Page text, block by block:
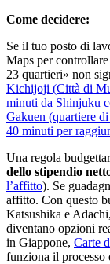
Come decidere:
Se il tuo posto di
Maps per
23 quartieri» non
Kichijoji (Città di
minuti da Shinjuku
Gakuen (quartiere
40 minuti per
Una regola
dello stipendio
l’affitto). Se
affitto. Con questo
Katsushika e
diventano opzioni
in Giappone, Carte
funziona il processo